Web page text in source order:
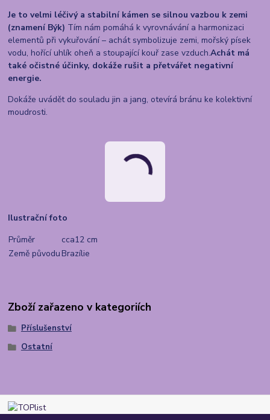
Je to velmi léčivý a stabilní kámen se silnou vazbou k zemi
(znamení Býk) Tím nám pomáhá k vyrovnávání a harmonizaci
elementů při vykuřování – achát symbolizuje zemi, mořský písek
vodu, hořící uhlík oheň a stoupající kouř zase vzduch.Achát má
také očistné účinky, dokáže rušit a přetvářet negativní
energie.
Dokáže uvádět do souladu jin a jang, otevírá bránu ke kolektivní
moudrosti.
Ilustrační foto
Průměr
cca12 cm
Země původuBrazílie
Zboží zařazeno v kategoriích
Příslušenství
Ostatní